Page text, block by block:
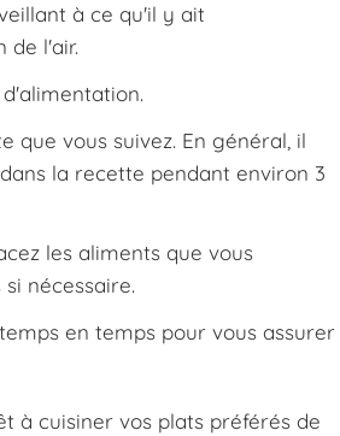
à ce qu'il y ait
de l'air.
que vous suivez. En général, il
la recette pendant environ 3
les aliments que vous
nécessaire.
en temps pour vous assurer
à cuisiner vos plats préférés de